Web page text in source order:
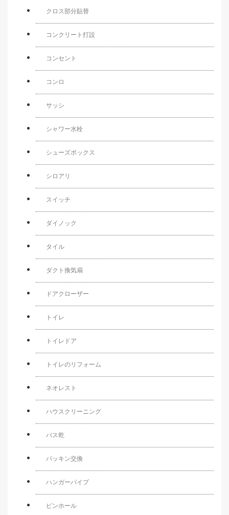
クロス部分貼替
コンクリート打設
コンセント
コンロ
サッシ
シャワー水栓
シューズボックス
シロアリ
スイッチ
ダイノック
タイル
ダクト換気扇
ドアクローザー
トイレ
トイレドア
トイレのリフォーム
ネオレスト
ハウスクリーニング
バス乾
パッキン交換
ハンガーパイプ
ピンホール